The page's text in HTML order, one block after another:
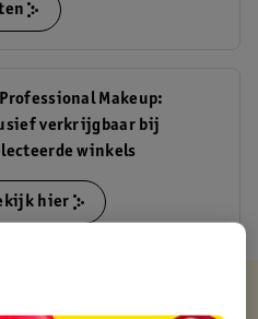
Professional Makeup:
verkrijgbaar bij
winkels
hier